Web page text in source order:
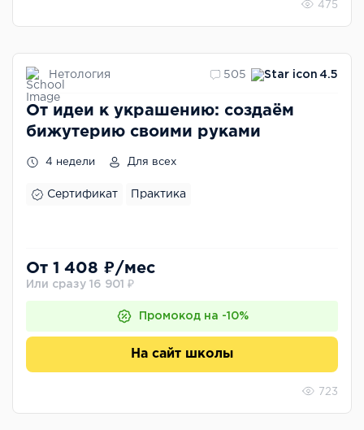
475
Нетология 505 4.5
От идеи к украшению: создаём
бижутерию своими руками
4 недели Для всех
Сертификат Практика
От 1 408 ₽/мес
Или сразу 16 901 ₽
Промокод на -10%
На сайт школы
723